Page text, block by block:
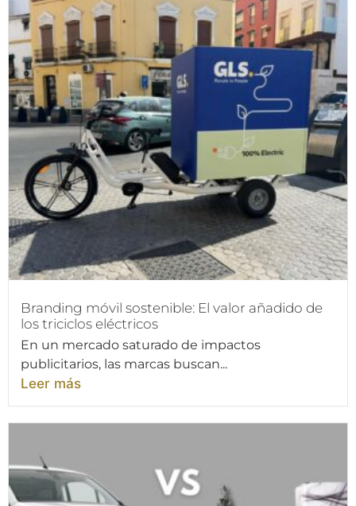
Branding móvil sostenible: El valor añadido de
los triciclos eléctricos
En un mercado saturado de impactos
publicitarios, las marcas buscan...
Leer más